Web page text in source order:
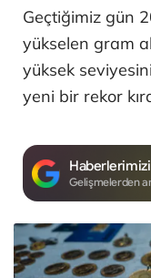
Geçtiğimiz gün
yükselen gram
yüksek
yeni bir rekor
Haberlerimizi
Gelişmelerden